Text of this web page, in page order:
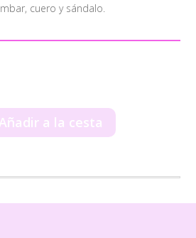
cuero y sándalo.
a la cesta